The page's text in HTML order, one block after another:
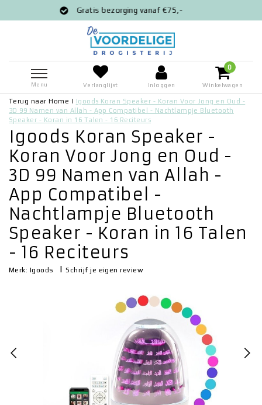
Gratis bezorging vanaf €75,-
Menu Verlanglijst Inloggen
0
Winkelwagen
Terug naar Home | Igoods Koran Speaker - Koran Voor Jong en Oud -
3D 99 Namen van Allah - App Compatibel - Nachtlampje Bluetooth
Speaker - Koran in 16 Talen - 16 Reciteurs
Igoods Koran Speaker -
Koran Voor Jong en Oud -
3D 99 Namen van Allah -
App Compatibel -
Nachtlampje Bluetooth
Speaker - Koran in 16 Talen
- 16 Reciteurs
Merk: Igoods |Schrijf je eigen review